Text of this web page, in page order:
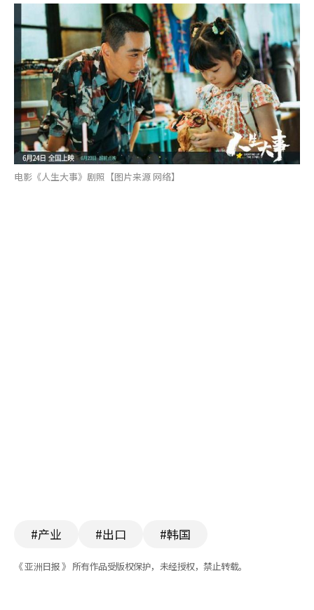
电影《人生大事》剧照【图片来源 网络】
#产业 #出口 #韩国
《 亚洲日报 》 所有作品受版权保护，未经授权，禁止转载。